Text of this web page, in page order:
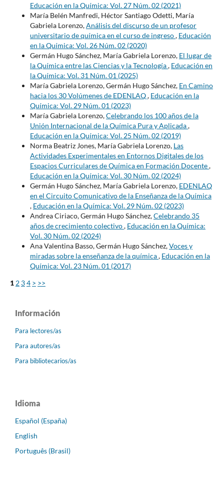
Educación en la Química: Vol. 27 Núm. 02 (2021)
María Belén Manfredi, Héctor Santiago Odetti, María
Gabriela Lorenzo,Análisis del discurso de un profesor
universitario de química en el curso de ingreso, Educación
en la Química: Vol. 26 Núm. 02 (2020)
Germán Hugo Sánchez, María Gabriela Lorenzo, El lugar de
la Química entre las Ciencias y la Tecnología, Educación en
la Química: Vol. 31 Núm. 01 (2025)
María Gabriela Lorenzo, Germán Hugo Sánchez, En Camino
hacia los 30 Volúmenes de EDENLAQ, Educación en la
Química: Vol. 29 Núm. 01 (2023)
María Gabriela Lorenzo,Celebrando los 100 años de la
Unión Internacional de la Química Pura y Aplicada,
Educación en la Química: Vol. 25 Núm. 02 (2019)
Norma Beatriz Jones, María Gabriela Lorenzo, Las
Actividades Experimentales en Entornos Digitales de los
Espacios Curriculares de Química en Formación Docente,
Educación en la Química: Vol. 30 Núm. 02 (2024)
Germán Hugo Sánchez, María Gabriela Lorenzo, EDENLAQ
en el Circuito Comunicativo de la Enseñanza de la Química
, Educación en la Química: Vol. 29 Núm. 02 (2023)
Andrea Ciriaco, Germán Hugo Sánchez,Celebrando 35
años de crecimiento colectivo, Educación en la Química:
Vol. 30 Núm. 02 (2024)
Ana Valentina Basso, Germán Hugo Sánchez,Voces y
miradas sobre la enseñanza de la química, Educación en la
Química: Vol. 23 Núm. 01 (2017)
1 2 34 > >>
Información
Para lectores/as
Para autores/as
Para bibliotecarios/as
Idioma
Español (España)
English
Português (Brasil)